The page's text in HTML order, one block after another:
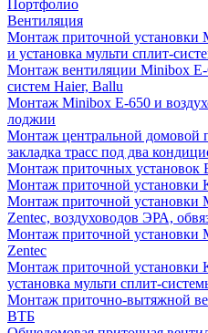
Портфолио
Вентиляция
Монтаж приточной установки
и установка мульти сплит-
Монтаж вентиляции Minibox
систем Haier, Ballu
Монтаж Minibox E-650 и
лоджии
Монтаж центральной домовой
закладка трасс под два
Монтаж приточных установок
Монтаж приточной установки
Монтаж приточной установки
Zentec, воздуховодов ЭРА,
Монтаж приточной установки
Zentec
Монтаж приточной установки
установка мульти сплит-
Монтаж приточно-вытяжной
ВТБ